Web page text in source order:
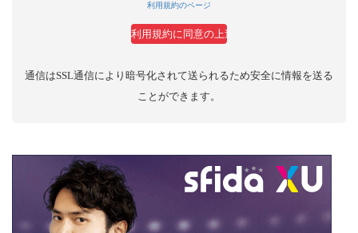
利用規約のページ
通信はSSL通信により暗号化されて送られるため安全に情報を送る
ことができます。